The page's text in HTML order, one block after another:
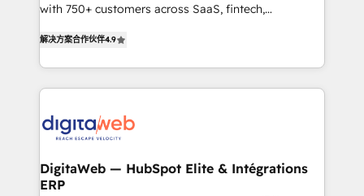
with 750+ customers across SaaS, fintech,
150+ HubSpot-certified experts, we deliver scalable
solutions to complex GTM and RevOps challenges.
Our Expertise 🔹 Onboarding & Implementation:
tailored to your GTM motion. 🔹 Migrations: Move
downtime. 🔹 RevOps Strategy: Align teams,
processes, and data to drive revenue efficiency. 🔹
解决方案合作伙伴4.9
DigitaWeb — HubSpot Elite & Intégrations
ERP